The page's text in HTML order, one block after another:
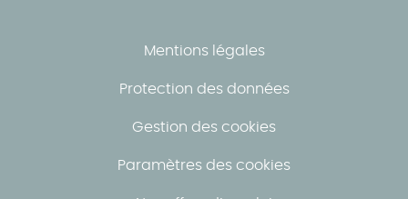
Mentions légales
Protection des données
Gestion des cookies
Paramètres des cookies